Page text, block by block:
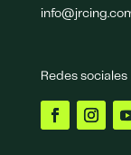
Redes sociales